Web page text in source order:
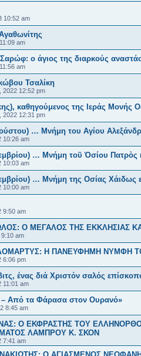
10:52 am
am
ο άγιος της διαρκούς
am
Τσαλίκη
2022 12:52 pm
καθηγούμενος της Ιεράς Μονής
2022 12:31 pm
… Μνήμη του Αγίου
10:26 am
… Μνήμη τοῦ Ὁσίου Πατρὸς
10:03 am
… Μνήμη της Οσίας Χάιδως
10:00 am
9:50 am
Ο ΜΕΓΑΛΟΣ ΤΗΣ ΕΚΚΛΗΣΙΑΣ
am
Η ΠΑΝΕΥΦΗΜΗ ΝΥΜΦΗ
6:06 pm
ένας διά Χριστόν σαλός
11:01 am
– Από τα Φάρασα στον Ουρανό»
8:45 am
Ο ΕΚΦΡΑΣΤΗΣ ΤΟΥ
ΛΑΜΠΡΟΥ Κ. ΣΚΟΝ
7:41 am